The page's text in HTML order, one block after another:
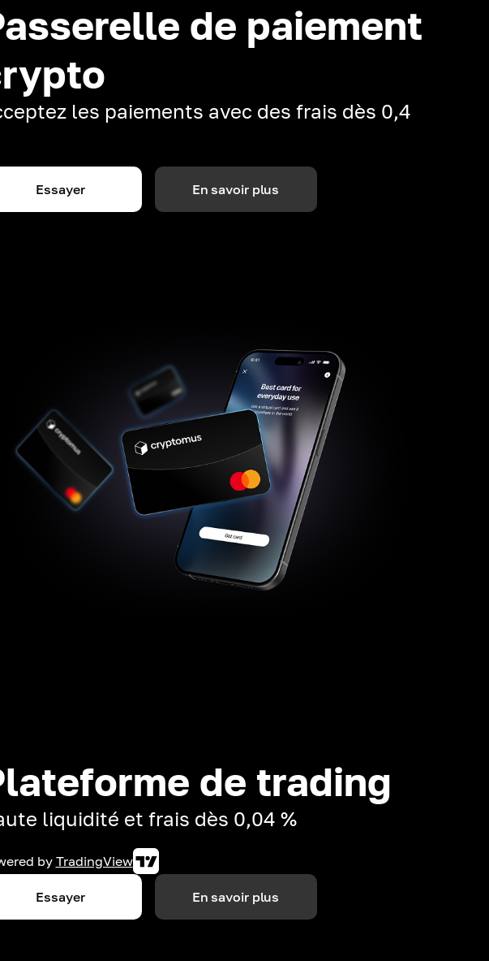
de paiement
les paiements avec des frais dès 0,4
Essayer En savoir plus
de trading
liquidité et frais dès 0,04 %
by TradingView
Essayer En savoir plus